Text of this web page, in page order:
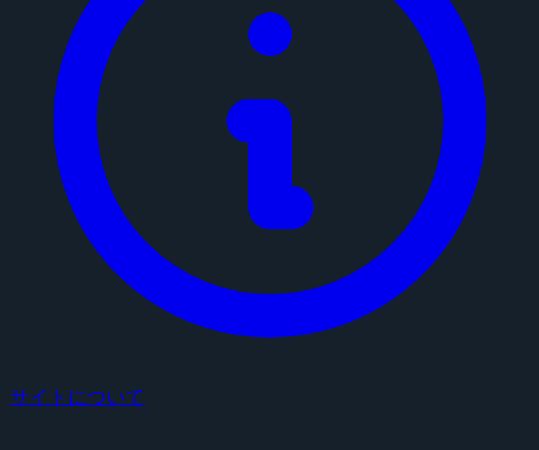
サイトについて